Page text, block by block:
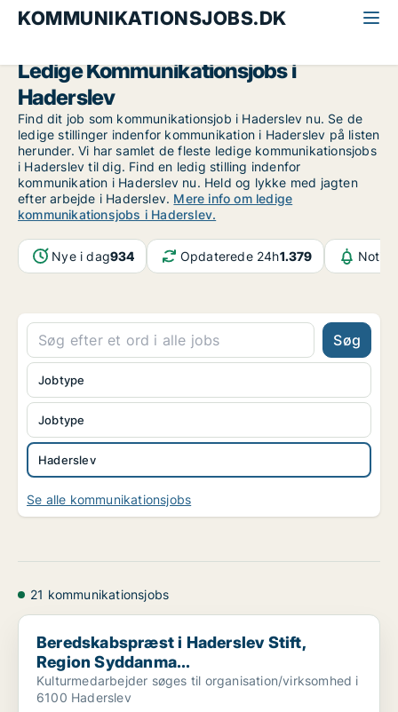
KOMMUNIKATIONSJOBS.DK
Ledige Kommunikationsjobs i
Haderslev
Find dit job som kommunikationsjob i Haderslev nu. Se de
ledige stillinger indenfor kommunikation i Haderslev på listen
herunder. Vi har samlet de fleste ledige kommunikationsjobs
i Haderslev til dig. Find en ledig stilling indenfor
kommunikation i Haderslev nu. Held og lykke med jagten
efter arbejde i Haderslev. Mere info om ledige
kommunikationsjobs i Haderslev.
Nye i dag934 Opdaterede 24h1.379
Søg
Jobtype
Haderslev
Jobtype
Se alle kommunikationsjobs
21 kommunikationsjobs
Beredskabspræst i Haderslev Stift, Region Syddanma...
Beredskabspræst i Haderslev Stift,
Region Syddanma...
Kulturmedarbejder søges til organisation/virksomhed i
6100 Haderslev